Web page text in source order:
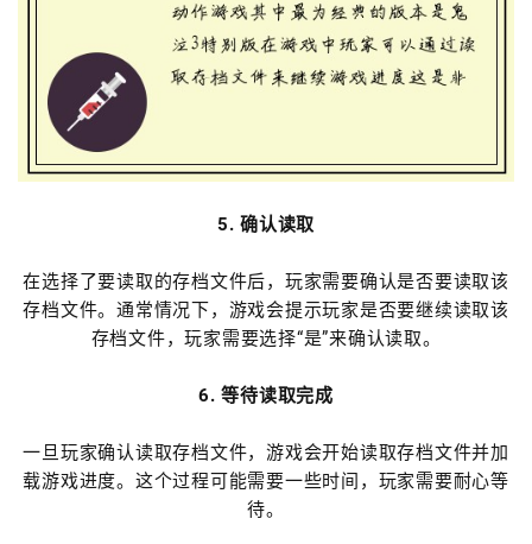
5. 确认读取
在选择了要读取的存档文件后，玩家需要确认是否要读取该
存档文件。通常情况下，游戏会提示玩家是否要继续读取该
存档文件，玩家需要选择“是”来确认读取。
6. 等待读取完成
一旦玩家确认读取存档文件，游戏会开始读取存档文件并加
载游戏进度。这个过程可能需要一些时间，玩家需要耐心等
待。